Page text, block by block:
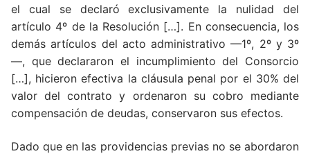
el cual se declaró exclusivamente la nulidad del
artículo 4º de la Resolución […]. En consecuencia, los
demás artículos del acto administrativo —1º, 2º y 3º
—, que declararon el incumplimiento del Consorcio
[…], hicieron efectiva la cláusula penal por el 30% del
valor del contrato y ordenaron su cobro mediante
compensación de deudas, conservaron sus efectos.
Dado que en las providencias previas no se abordaron